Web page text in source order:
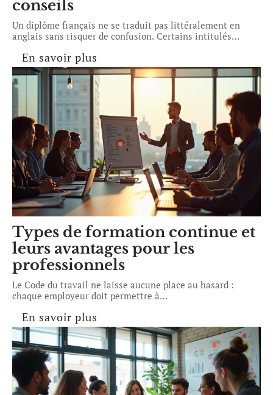
conseils
Un diplôme français ne se traduit pas littéralement en
anglais sans risquer de confusion. Certains intitulés…
En savoir plus
Types de formation continue et
leurs avantages pour les
professionnels
Le Code du travail ne laisse aucune place au hasard :
chaque employeur doit permettre à…
En savoir plus